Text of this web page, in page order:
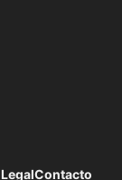
Contacto